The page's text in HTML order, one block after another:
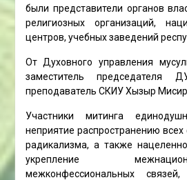
были представители органов
религиозных организаций,
центров, учебных заведений
От Духовного управления
заместитель председателя
преподаватель СКИУ Хызыр
Участники митинга
неприятие распространению
радикализма, а также
укрепление
межконфессиональных